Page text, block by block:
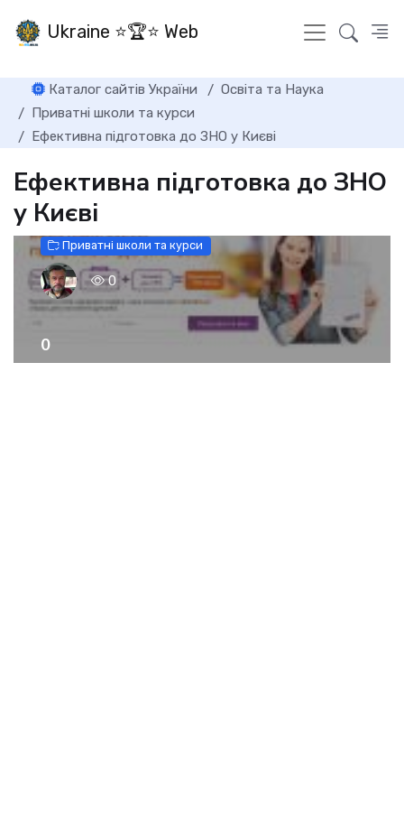
Ukraine ⭐🏆⭐ Web
Каталог сайтів України
Освіта та Наука
Приватні школи та курси
Ефективна підготовка до ЗНО у Києві
Ефективна підготовка до ЗНО
у Києві
Приватні школи та курси
0
0